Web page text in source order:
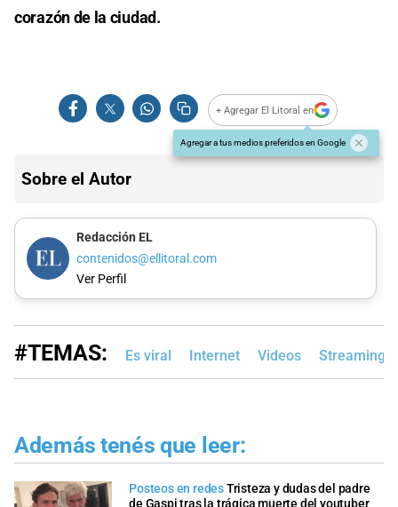
corazón de la ciudad.
+ Agregar El Litoral en
Agregar a tus medios preferidos en Google
Sobre el Autor
Redacción EL
contenidos@ellitoral.com
Ver Perfil
#TEMAS: Es viral Internet Videos Streaming
Además tenés que leer:
Posteos en redesTristeza y dudas del padre